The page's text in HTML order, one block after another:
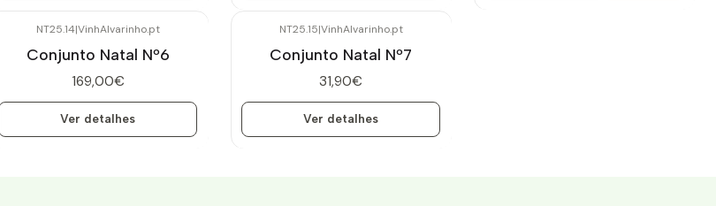
NT25.14|VinhAlvarinho.pt
Conjunto Natal Nº6
169,00€
Ver detalhes
NT25.15|VinhAlvarinho.pt
Conjunto Natal Nº7
31,90€
Ver detalhes